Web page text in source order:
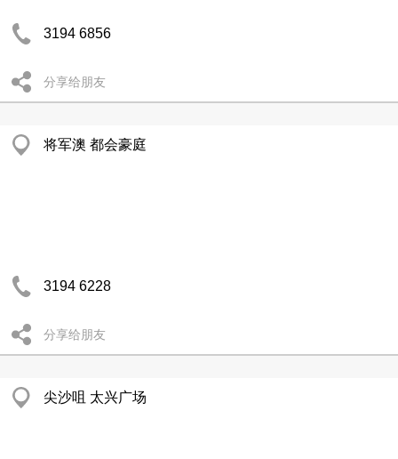
3194 6856
分享给朋友
将军澳 都会豪庭
3194 6228
分享给朋友
尖沙咀 太兴广场